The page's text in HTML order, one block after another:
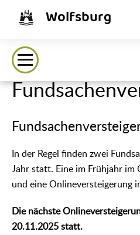
Wolfsburg
In der Regel finden zwei
Jahr statt. Eine im Frühjahr im
und eine Onlineversteigerung
Die nächste
20.11.2025 statt.